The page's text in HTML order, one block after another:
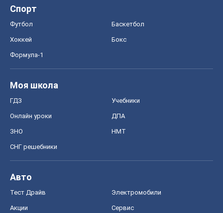
Спорт
Футбол Баскетбол
Хоккей Бокс
Формула-1
Моя школа
ГДЗ Учебники
Онлайн уроки ДПА
ЗНО НМТ
СНГ решебники
Авто
Тест Драйв Электромобили
Акции Сервис